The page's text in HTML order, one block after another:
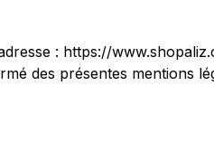
: https://
des présentes mentions